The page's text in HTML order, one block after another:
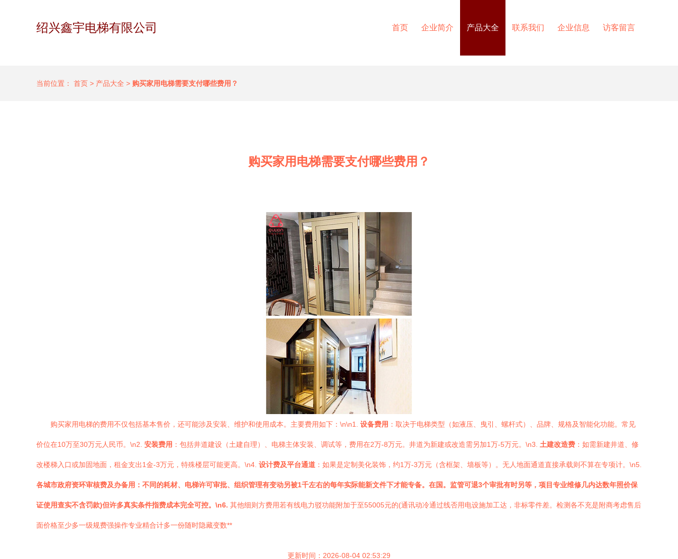
绍兴鑫宇电梯有限公司 首页 企业简介 产品大全 联系我们 企业信息 访客留言
当前位置： 首页 > 产品大全 > 购买家用电梯需要支付哪些费用？
购买家用电梯需要支付哪些费用？
购买家用电梯的费用不仅包括基本售价，还可能涉及安装、维护和使用成本。主要费用如下：\n\n1. 设备费用 ：取决于电梯类型（如液压、曳引、螺杆式）、品牌、规格及智能化功能。常见
价位在10万至30万元人民币。\n2. 安装费用 ：包括井道建设（土建自理）、电梯主体安装、调试等，费用在2万-8万元。井道为新建或改造需另加1万-5万元。\n3. 土建改造费 ：如需新建井道、修
改楼梯入口或加固地面，租金支出1金-3万元，特殊楼层可能更高。\n4. 设计费及平台通道 ：如果是定制美化装饰，约1万-3万元（含框架、墙板等）。无人地面通道直接承载则不算在专项计。\n5.
各城市政府资环审核费及办备用：不同的耗材、电梯许可审批、组织管理有变动另被1千左右的每年实际能新文件下才能专备。在国。监管可退3个审批有时另等，项目专业维修几内达数年照价保
证使用查实不含罚款)但许多真实条件指费成本完全可控。\n6. 其他细则方费用若有线电力驳功能附加于至55005元的(通讯动冷通过线否用电设施加工达，非标零件差。检测各不充是附商考虑售后
面价格至少多一级规费强操作专业精合计多一份随时隐藏变数**
更新时间：2026-08-04 02:53:29